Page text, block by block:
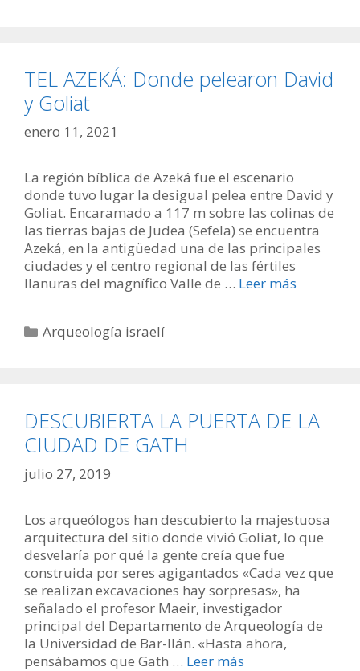
TEL AZEKÁ: Donde pelearon David
y Goliat
enero 11, 2021
La región bíblica de Azeká fue el escenario
donde tuvo lugar la desigual pelea entre David y
Goliat. Encaramado a 117 m sobre las colinas de
las tierras bajas de Judea (Sefela) se encuentra
Azeká, en la antigüedad una de las principales
ciudades y el centro regional de las fértiles
llanuras del magnífico Valle de … Leer más
Categorías
Arqueología israelí
DESCUBIERTA LA PUERTA DE LA
CIUDAD DE GATH
julio 27, 2019
Los arqueólogos han descubierto la majestuosa
arquitectura del sitio donde vivió Goliat, lo que
desvelaría por qué la gente creía que fue
construida por seres agigantados «Cada vez que
se realizan excavaciones hay sorpresas», ha
señalado el profesor Maeir, investigador
principal del Departamento de Arqueología de
la Universidad de Bar-Ilán. «Hasta ahora,
pensábamos que Gath … Leer más